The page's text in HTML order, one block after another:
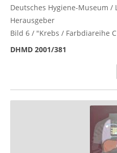
Deutsches Hygiene-Museum
Herausgeber
Bild 6 / "Krebs / Farbdiareihe
DHMD 2001/381